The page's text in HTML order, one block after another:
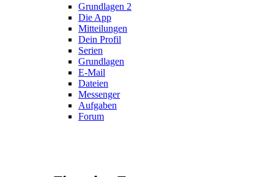
Grundlagen 2
Die App
Mitteilungen
Dein Profil
Serien
Grundlagen
E-Mail
Dateien
Messenger
Aufgaben
Forum